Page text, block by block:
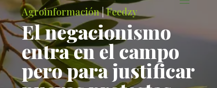
Agroinformación|Feedzy
El negacionismo
entra en el campo
pero para justificar